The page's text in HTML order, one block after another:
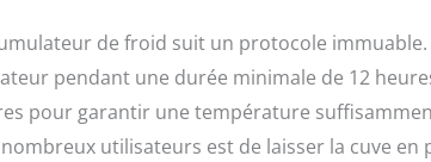
de froid suit un protocole
pendant une durée minimale de 12
pour garantir une température
utilisateurs est de laisser la cuve en